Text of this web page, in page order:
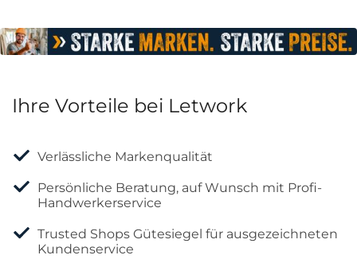
Ihre Vorteile bei Letwork
Verlässliche Markenqualität
Persönliche Beratung, auf Wunsch mit Profi-
Handwerkerservice
Trusted Shops Gütesiegel für ausgezeichneten
Kundenservice